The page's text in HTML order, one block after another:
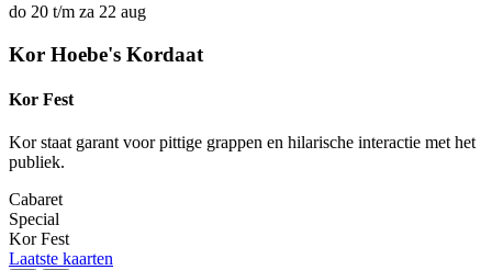
do 20 t/m za 22 aug
Kor Hoebe's Kordaat
Kor Fest
Kor staat garant voor pittige grappen en hilarische interactie met het
publiek.
Cabaret
Special
Kor Fest
Laatste kaarten